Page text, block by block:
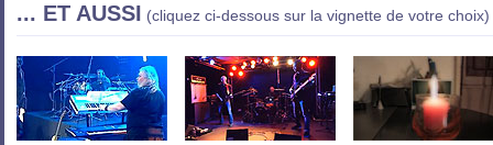
... ET AUSSI (cliquez ci-dessous sur la vignette de votre choix)